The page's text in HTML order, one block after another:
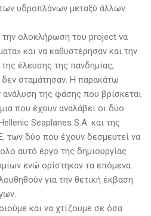
υδροπλάνων μεταξύ άλλων.
την ολοκλήρωση του project να
και να καθυστέρησαν και την
έλευσης της πανδημίας,
σταμάτησαν. Η παρακάτω
της φάσης που βρίσκεται
που έχουν αναλάβει οι δύο
Seaplanes S.A. και της
των δύο που έχουν δεσμευτεί να
αυτό έργο της δημιουργίας
ενώ ορίστηκαν τα επόμενα
για την θετική έκβαση
και να χτίζουμε σε όσα